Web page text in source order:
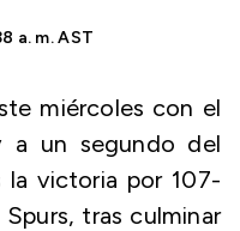
a. m. AST
miércoles con el
a un segundo del
la victoria por 107-
tras culminar